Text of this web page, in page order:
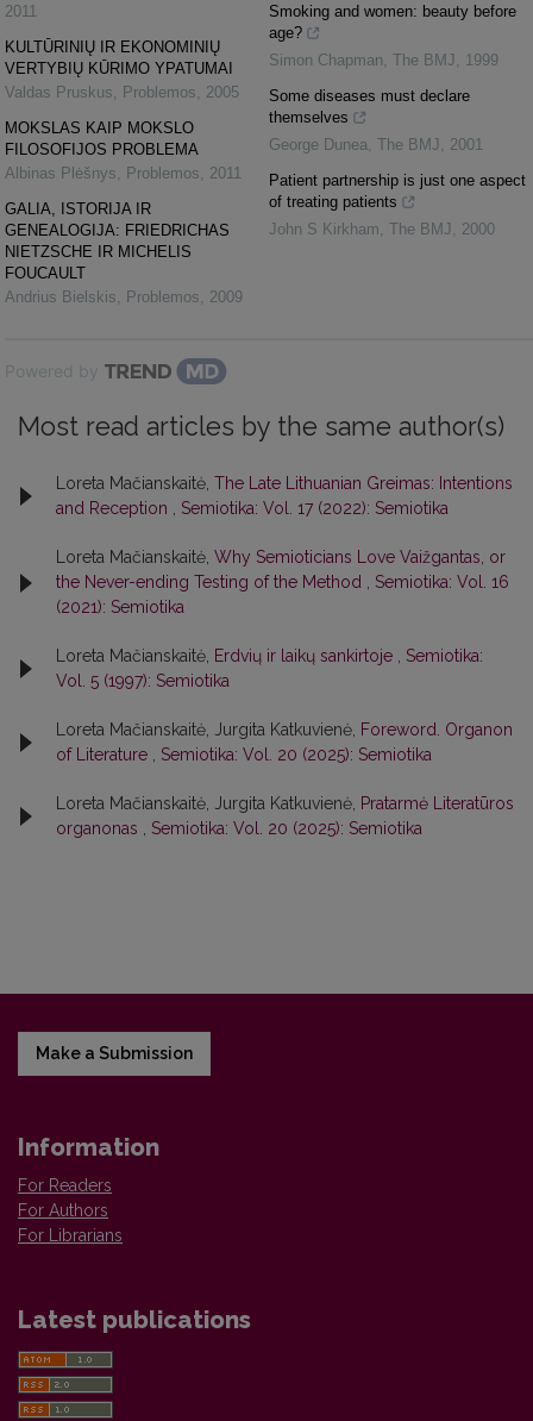
2011
KULTŪRINIŲ IR EKONOMINIŲ
VERTYBIŲ KŪRIMO YPATUMAI
Valdas Pruskus, Problemos, 2005
MOKSLAS KAIP MOKSLO
FILOSOFIJOS PROBLEMA
Albinas Plėšnys, Problemos, 2011
GALIA, ISTORIJA IR
GENEALOGIJA: FRIEDRICHAS
NIETZSCHE IR MICHELIS
FOUCAULT
Andrius Bielskis, Problemos, 2009
Smoking and women: beauty before
age?
Simon Chapman, The BMJ, 1999
Some diseases must declare
themselves
George Dunea, The BMJ, 2001
Patient partnership is just one aspect
of treating patients
John S Kirkham, The BMJ, 2000
Powered by
Most read articles by the same author(s)
Loreta Mačianskaitė, The Late Lithuanian Greimas: Intentions
and Reception
Semiotika: Vol. 17 (2022): Semiotika
Loreta Mačianskaitė, Why Semioticians Love Vaižgantas, or
the Never-ending Testing of the Method
Semiotika: Vol. 16
(2021): Semiotika
Loreta Mačianskaitė, Erdvių ir laikų sankirtoje
Semiotika:
Vol. 5 (1997): Semiotika
Loreta Mačianskaitė, Jurgita Katkuvienė, Foreword. Organon
of Literature
Semiotika: Vol. 20 (2025): Semiotika
Loreta Mačianskaitė, Jurgita Katkuvienė, Pratarmė Literatūros
organonas
Semiotika: Vol. 20 (2025): Semiotika
Make a Submission
Information
For Readers
For Authors
For Librarians
Latest publications